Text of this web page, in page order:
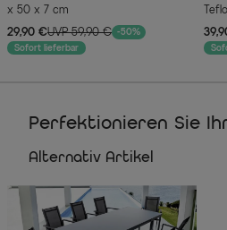
x 50 x 7 cm
29,90 €UVP 59,90 € -50%
Sofort lieferbar
Perfektionieren Sie
Alternativ Artikel